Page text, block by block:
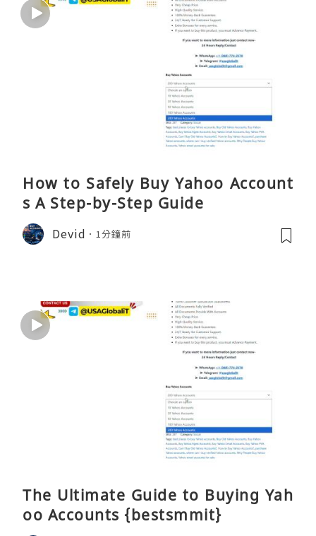
How to Safely Buy Yahoo Account
s A Step-by-Step Guide
Devid 1分鐘前
The Ultimate Guide to Buying Yah
oo Accounts {bestsmmit}